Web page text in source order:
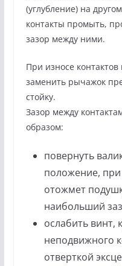
(углубление) на
контакты промыть,
зазор между ними.
При износе
заменить рычажок
стойку.
Зазор между
образом:
повернуть
положение, при
отожмет
наибольший
ослабить винт,
неподвижного
отверткой